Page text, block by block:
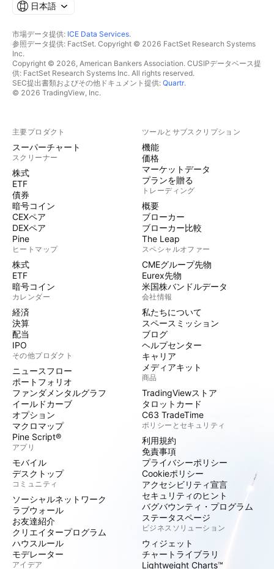
日本語
市場データ提供: ICE Data Services.
参照データ提供: FactSet. Copyright © 2026 FactSet Research Systems
Inc.
Copyright © 2026, American Bankers Association. CUSIPデータベース提
供: FactSet Research Systems Inc. All rights reserved.
SEC提出書類およびその他ドキュメント提供: Quartr.
© 2026 TradingView, Inc.
主要プロダクト
スーパーチャート
スクリーナー
株式
ETF
債券
暗号コイン
CEXペア
DEXペア
Pine
ヒートマップ
株式
ETF
暗号コイン
カレンダー
経済
決算
配当
IPO
その他プロダクト
ニュースフロー
ポートフォリオ
ファンダメンタルグラフ
イールドカーブ
オプション
マクロマップ
Pine Script®
アプリ
モバイル
デスクトップ
コミュニティ
ソーシャルネットワーク
ラブウォール
お友達紹介
クリエイタープログラム
ハウスルール
モデレーター
アイデア
ツールとサブスクリプション
機能
価格
マーケットデータ
プランを贈る
トレーディング
概要
ブローカー
ブローカー比較
The Leap
スペシャルオファー
CMEグループ先物
Eurex先物
米国株バンドルデータ
会社情報
私たちについて
スペースミッション
ブログ
ヘルプセンター
キャリア
メディアキット
商品
TradingViewストア
タロットカード
C63 TradeTime
ポリシーとセキュリティ
利用規約
免責事項
プライバシーポリシー
Cookieポリシー
アクセシビリティ宣言
セキュリティのヒント
バグバウンティ・プログラム
ステータスページ
ビジネスソリューション
ウィジェット
チャートライブラリ
Lightweight Charts™